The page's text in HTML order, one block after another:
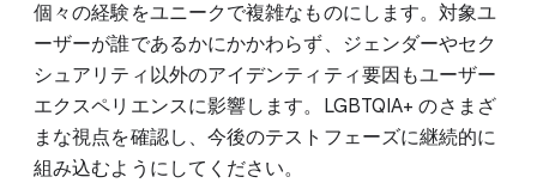
個々の経験をユニークで複雑なものにします。対象ユ
ーザーが誰であるかにかかわらず、ジェンダーやセク
シュアリティ以外のアイデンティティ要因もユーザー
エクスペリエンスに影響します。LGBTQIA+ のさまざ
まな視点を確認し、今後のテストフェーズに継続的に
組み込むようにしてください。